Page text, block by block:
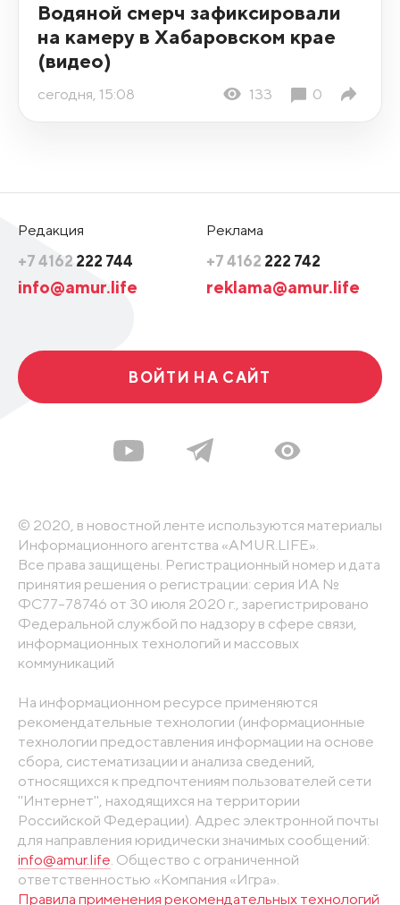
Водяной смерч зафиксировали
на камеру в Хабаровском крае
(видео)
сегодня, 15:08 133 0
Редакция
+7 4162 222 744
info@amur.life
Реклама
+7 4162 222 742
reklama@amur.life
ВОЙТИ НА САЙТ
© 2020, в новостной ленте используются материалы
Информационного агентства «AMUR.LIFE».
Все права защищены. Регистрационный номер и дата
принятия решения о регистрации: серия ИА №
ФС77-78746 от 30 июля 2020 г., зарегистрировано
Федеральной службой по надзору в сфере связи,
информационных технологий и массовых
коммуникаций
На информационном ресурсе применяются
рекомендательные технологии (информационные
технологии предоставления информации на основе
сбора, систематизации и анализа сведений,
относящихся к предпочтениям пользователей сети
"Интернет", находящихся на территории
Российской Федерации). Адрес электронной почты
для направления юридически значимых сообщений:
info@amur.life . Общество с ограниченной
ответственностью «Компания «Игра».
Правила применения рекомендательных технологий